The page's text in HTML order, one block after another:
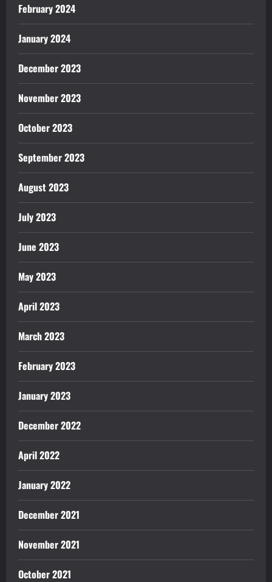
February 2024
January 2024
December 2023
November 2023
October 2023
September 2023
August 2023
July 2023
June 2023
May 2023
April 2023
March 2023
February 2023
January 2023
December 2022
April 2022
January 2022
December 2021
November 2021
October 2021